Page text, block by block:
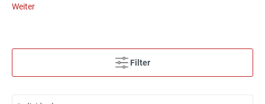
Weiter
Filter